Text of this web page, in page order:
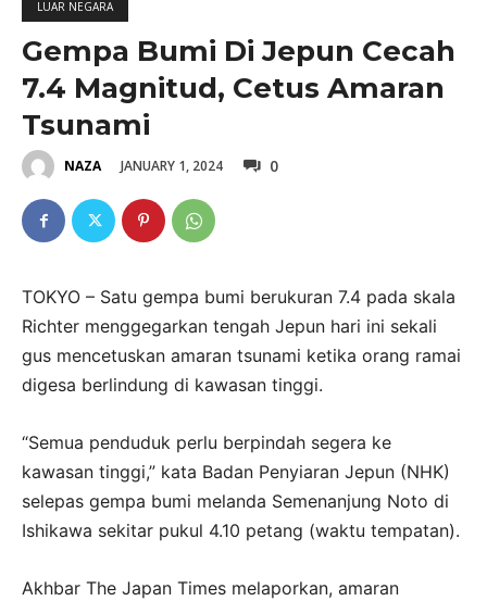
LUAR NEGARA
Gempa Bumi Di Jepun Cecah
7.4 Magnitud, Cetus Amaran
Tsunami
NAZA JANUARY 1, 2024 0
TOKYO – Satu gempa bumi berukuran 7.4 pada skala
Richter menggegarkan tengah Jepun hari ini sekali
gus mencetuskan amaran tsunami ketika orang ramai
digesa berlindung di kawasan tinggi.
“Semua penduduk perlu berpindah segera ke
kawasan tinggi,” kata Badan Penyiaran Jepun (NHK)
selepas gempa bumi melanda Semenanjung Noto di
Ishikawa sekitar pukul 4.10 petang (waktu tempatan).
Akhbar The Japan Times melaporkan, amaran